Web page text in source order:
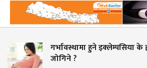
इक्लेम्पसिया के हो ? यसबाट कसरी